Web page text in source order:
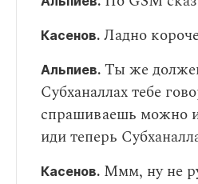
Касенов. Ладно
Альпиев. Ты же
Субханаллах тебе
спрашиваешь можно
иди теперь
Касенов. Ммм, ну не